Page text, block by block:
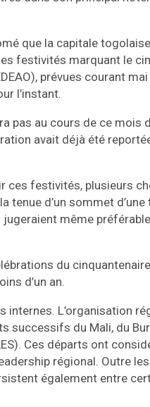
que la capitale
festivités marquant le
prévues courant
l’instant.
pas au cours de ce mois
avait déjà été
ces festivités, plusieurs
d’un sommet d’une
même
du cinquantenaire
d’un an.
internes. L’organisation
successifs du Mali, du
Ces départs ont
régional. Outre
également entre